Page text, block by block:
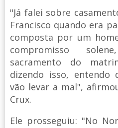
"Já falei sobre
Francisco quando era
composta por um
compromisso
sacramento do
dizendo isso, entendo
vão levar a mal",
Crux.
Ele prosseguiu: "No